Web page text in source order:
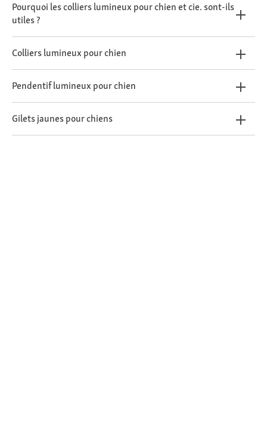
Pourquoi les colliers lumineux pour chien et cie. sont-ils
utiles ?
Colliers lumineux pour chien
Pendentif lumineux pour chien
Gilets jaunes pour chiens